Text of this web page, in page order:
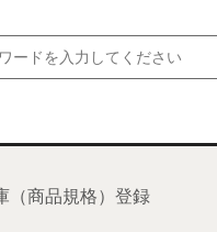
（商品規格）登録